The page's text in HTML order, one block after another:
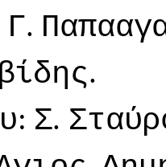
Γ.
.
: Σ.